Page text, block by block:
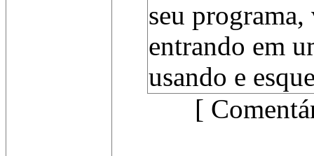
seu
entrando em
usando e
[